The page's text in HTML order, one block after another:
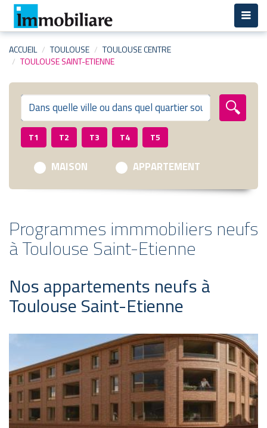
Aller
contenu
ACCUEIL TOULOUSE
TOULOUSE CENTRE
TOULOUSE SAINT-ETIENNE
T1 T2 T3 T4 T5
MAISON APPARTEMENT
Programmes immmobiliers neufs
à Toulouse Saint-Etienne
Nos appartements neufs à
Toulouse Saint-Etienne
Résidence neuve à Toulouse Saint-
COEUR HISTORIQUE